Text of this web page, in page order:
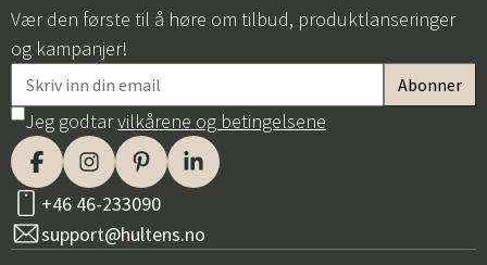
Vær den første til å høre om tilbud, produktlanseringer
og kampanjer!
Jeg godtarvilkårene og betingelsene
+46 46-233090
support@hultens.no